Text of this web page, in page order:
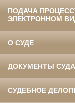
ПОДАЧА
ЭЛЕКТРОННОМ
О СУДЕ
ДОКУМЕНТЫ СУДА
СУДЕБНОЕ